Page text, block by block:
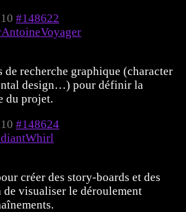
#148622
AntoineVoyager
de recherche graphique (character
design…) pour définir la
du projet.
#148624
créer des story-boards et des
de visualiser le déroulement